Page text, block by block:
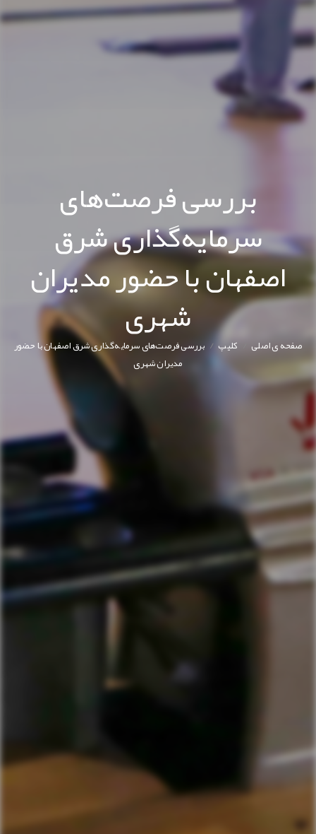
بررسی فرصت‌های
سرمایه‌گذاری شرق
اصفهان با حضور مدیران
شهری
صفحه ی اصلی/ کليپ/ بررسی فرصت‌های سرمایه‌گذاری شرق اصفهان با حضور
مدیران شهری